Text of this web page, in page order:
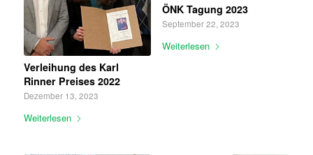
Verleihung des Karl
Rinner Preises 2022
Dezember 13, 2023
Weiterlesen
ÖNK Tagung 2023
September 22, 2023
Weiterlesen